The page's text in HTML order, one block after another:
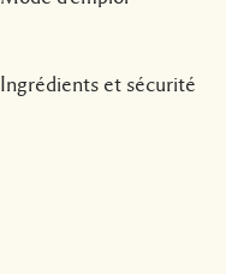
Ingrédients et sécurité